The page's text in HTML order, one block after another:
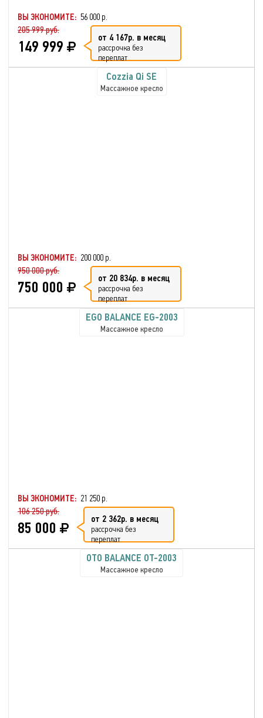
ВЫ ЭКОНОМИТЕ: 56 000 р.
205 999 руб.
149 999 от 4 167р. в месяц
рассрочка без
переплат
Cozzia Qi SE
Массажное кресло
ВЫ ЭКОНОМИТЕ: 200 000 р.
950 000 руб.
750 000 от 20 834р. в месяц
рассрочка без
переплат
EGO BALANCE EG-2003
Массажное кресло
ВЫ ЭКОНОМИТЕ: 21 250 р.
106 250 руб.
85 000 от 2 362р. в месяц
рассрочка без
переплат
OTO BALANCE OT-2003
Массажное кресло